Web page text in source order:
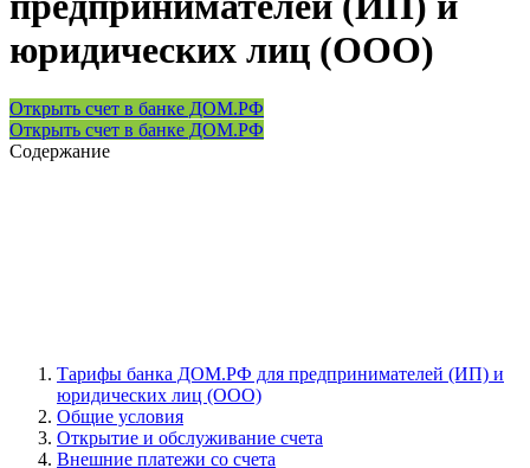
юридических лиц (ООО)
Открыть счет в банке ДОМ.РФ
Открыть счет в банке ДОМ.РФ
Содержание
Тарифы банка ДОМ.РФ для предпринимателей (ИП) и
юридических лиц (ООО)
Общие условия
Открытие и обслуживание счета
Внешние платежи со счета